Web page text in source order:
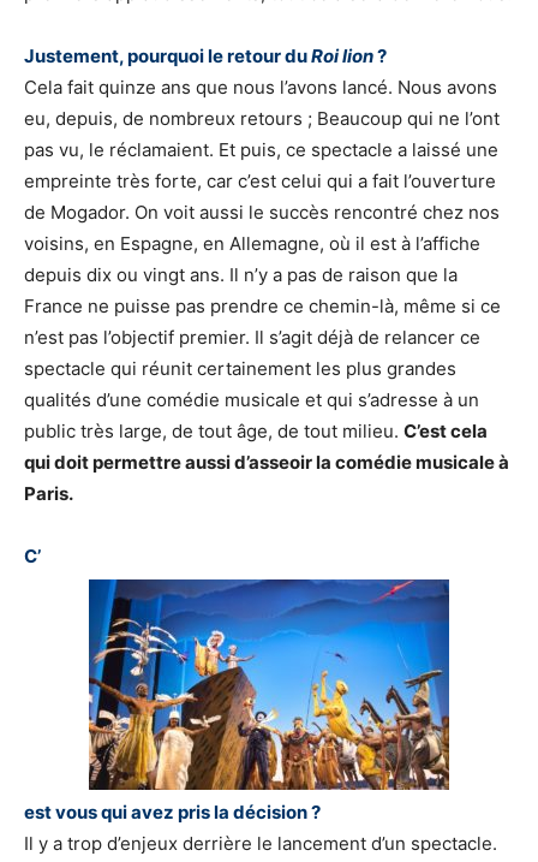
Justement, pourquoi le retour duRoi lion?
Cela fait quinze ans que nous l’avons lancé. Nous avons
eu, depuis, de nombreux retours ; Beaucoup qui ne l’ont
pas vu, le réclamaient. Et puis, ce spectacle a laissé une
empreinte très forte, car c’est celui qui a fait l’ouverture
de Mogador. On voit aussi le succès rencontré chez nos
voisins, en Espagne, en Allemagne, où il est à l’affiche
depuis dix ou vingt ans. Il n’y a pas de raison que la
France ne puisse pas prendre ce chemin-là, même si ce
n’est pas l’objectif premier. Il s’agit déjà de relancer ce
spectacle qui réunit certainement les plus grandes
qualités d’une comédie musicale et qui s’adresse à un
public très large, de tout âge, de tout milieu. C’est cela
qui doit permettre aussi d’asseoir la comédie musicale à
Paris.
C’
est vous qui avez pris la décision ?
Il y a trop d’enjeux derrière le lancement d’un spectacle.